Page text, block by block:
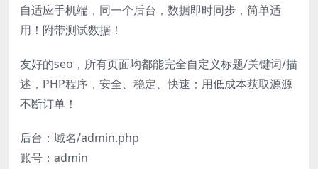
自适应手机端，同一个后台，数据即时同步，简单适
用！附带测试数据！
友好的seo，所有页面均都能完全自定义标题/关键词/描
述，PHP程序，安全、稳定、快速；用低成本获取源源
不断订单！
后台：域名/admin.php
账号：admin